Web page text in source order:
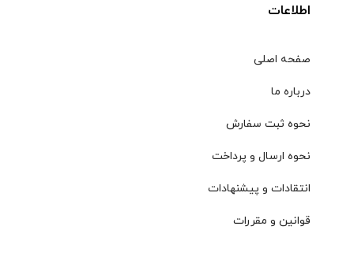
اطلاعات
صفحه اصلی
درباره ما
نحوه ثبت سفارش
نحوه ارسال و پرداخت
انتقادات و پیشنهادات
قوانین و مقررات